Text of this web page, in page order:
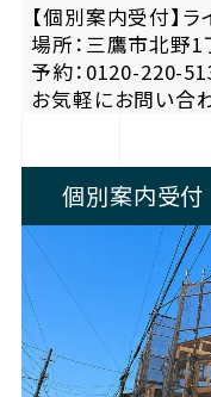
【個別案内受付】
場所：三鷹市北野1
予約：0120-220-
お気軽にお問い合
個別案内受付